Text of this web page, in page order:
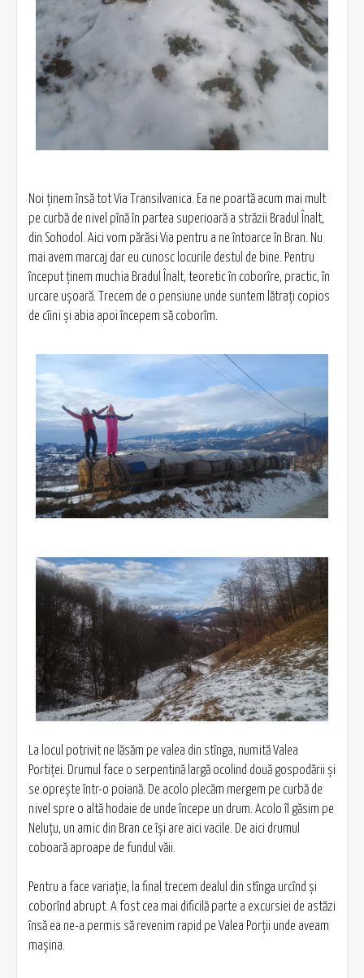
Noi ținem însă tot Via Transilvanica. Ea ne poartă acum mai mult
pe curbă de nivel pînă în partea superioară a străzii Bradul Înalt,
din Sohodol. Aici vom părăsi Via pentru a ne întoarce în Bran. Nu
mai avem marcaj dar eu cunosc locurile destul de bine. Pentru
început ținem muchia Bradul Înalt, teoretic în coborîre, practic, în
urcare ușoară. Trecem de o pensiune unde suntem lătrați copios
de cîini și abia apoi începem să coborîm.
La locul potrivit ne lăsăm pe valea din stînga, numită Valea
Portiței. Drumul face o serpentină largă ocolind două gospodării și
se oprește într-o poiană. De acolo plecăm mergem pe curbă de
nivel spre o altă hodaie de unde începe un drum. Acolo îl găsim pe
Neluțu, un amic din Bran ce își are aici vacile. De aici drumul
coboară aproape de fundul văii.
Pentru a face variație, la final trecem dealul din stînga urcînd și
coborînd abrupt. A fost cea mai dificilă parte a excursiei de astăzi
însă ea ne-a permis să revenim rapid pe Valea Porții unde aveam
mașina.